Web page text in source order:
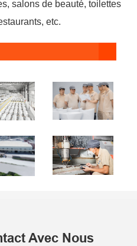
salons de beauté, toilettes
etc.
Avec Nous